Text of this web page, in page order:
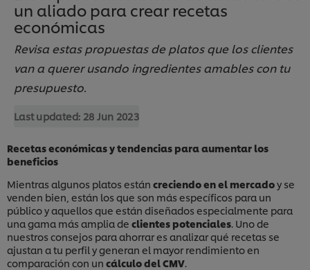
un aliado para crear recetas
económicas
Revisa estas propuestas de platos que los clientes
van a querer usando ingredientes amables con tu
presupuesto.
Last updated: 28 Jun 2023
Recetas económicas y tendencias para aumentar los
beneficios
Mientras algunos platos están creciendo en el mercadoy se
venden bien, están los que son más específicos para un
público y aquellos que están diseñados especialmente para
una gama más amplia de clientes potenciales . Uno de
nuestros consejos para ahorrar es analizar qué recetas se
ajustan a tu perfil y generan el mayor rendimiento en
comparación con un cálculo del CMV